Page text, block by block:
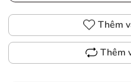
Thêm
Thêm